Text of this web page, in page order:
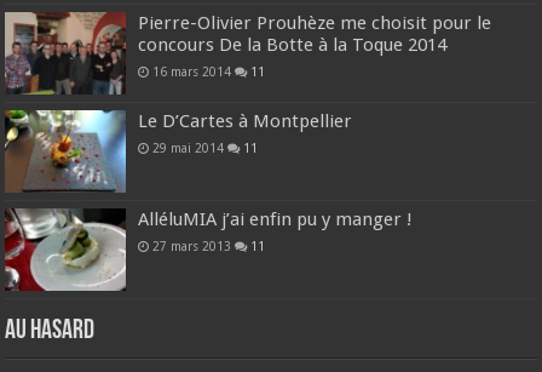
Pierre-Olivier Prouhèze me choisit pour le
concours De la Botte à la Toque 2014
16 mars 2014 11
Le D’Cartes à Montpellier
29 mai 2014 11
AlléluMIA j’ai enfin pu y manger !
27 mars 2013 11
Au hasard